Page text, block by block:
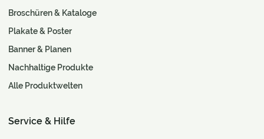
Broschüren & Kataloge
Plakate & Poster
Banner & Planen
Nachhaltige Produkte
Alle Produktwelten
Service & Hilfe